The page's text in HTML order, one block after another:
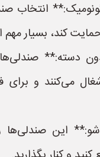
انتخاب
کند، بسیار
دسته:**
می‌کنند و
این صندلی‌ها